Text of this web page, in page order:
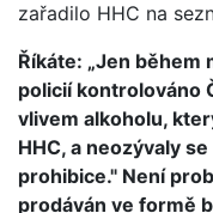
zařadilo HHC na
Říkáte: „Jen
policií kontrolováno
vlivem alkoholu,
HHC, a neozývaly
prohibice." Není
prodáván ve formě